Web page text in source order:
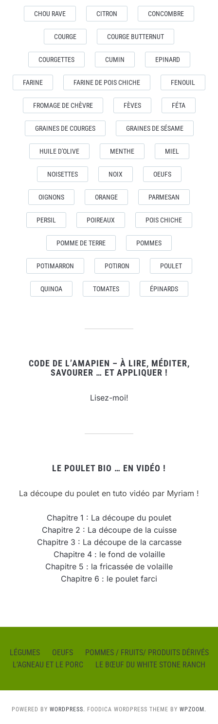
CHOU RAVE CITRON CONCOMBRE
COURGE COURGE BUTTERNUT
COURGETTES CUMIN EPINARD
FARINE FARINE DE POIS CHICHE FENOUIL
FROMAGE DE CHÈVRE FÈVES FÉTA
GRAINES DE COURGES GRAINES DE SÉSAME
HUILE D'OLIVE MENTHE MIEL
NOISETTES NOIX OEUFS
OIGNONS ORANGE PARMESAN
PERSIL POIREAUX POIS CHICHE
POMME DE TERRE POMMES
POTIMARRON POTIRON POULET
QUINOA TOMATES ÉPINARDS
CODE DE L’AMAPIEN – À LIRE, MÉDITER,
SAVOURER … ET APPLIQUER !
Lisez-moi!
LE POULET BIO … EN VIDÉO !
La découpe du poulet en tuto vidéo par Myriam !
Chapitre 1 : La découpe du poulet
Chapitre 2 : La découpe de la cuisse
Chapitre 3 : La découpe de la carcasse
Chapitre 4 : le fond de volaille
Chapitre 5 : la fricassée de volaille
Chapitre 6 : le poulet farci
LÉGUMES OEUFS
POMMES / FRUITS/ PRODUITS DÉRIVÉS
L’AGNEAU ET LE PORC
LE BŒUF DU WHITE STONE RANCH
POWERED BY WORDPRESS. FOODICA WORDPRESS THEME BY WPZOOM.